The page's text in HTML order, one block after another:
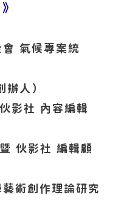
氣候專案統
人）
影社 內容編輯
伙影社 編輯顧
術創作理論研究